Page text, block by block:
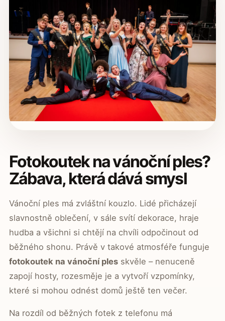
Fotokoutek na vánoční ples?
Zábava, která dává smysl
Vánoční ples má zvláštní kouzlo. Lidé přicházejí
slavnostně oblečení, v sále svítí dekorace, hraje
hudba a všichni si chtějí na chvíli odpočinout od
běžného shonu. Právě v takové atmosféře funguje
fotokoutek na vánoční ples skvěle – nenuceně
zapojí hosty, rozesměje je a vytvoří vzpomínky,
které si mohou odnést domů ještě ten večer.
Na rozdíl od běžných fotek z telefonu má